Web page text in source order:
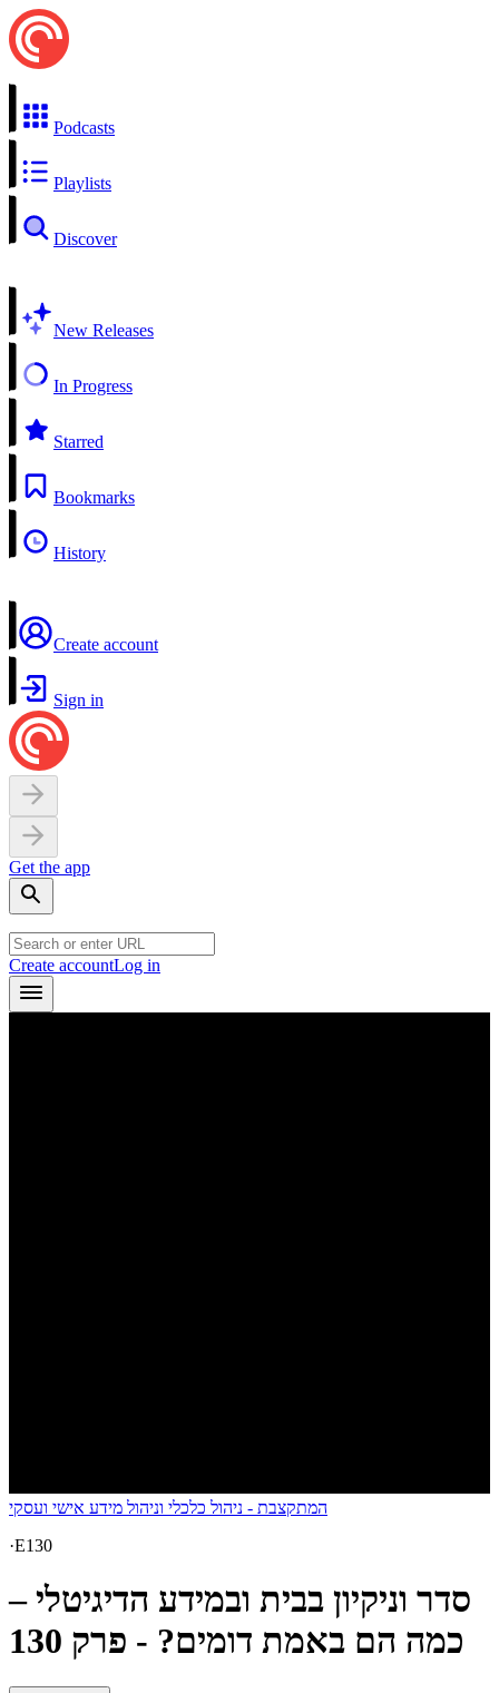
Podcasts
Playlists
Discover
New Releases
In Progress
Starred
Bookmarks
History
Create account
Sign in
Get the app
Create accountLog in
המתקצבת - ניהול כלכלי וניהול מידע אישי ועסקי
·E130
סדר וניקיון בבית ובמידע הדיגיטלי –
כמה הם באמת דומים? - פרק 130